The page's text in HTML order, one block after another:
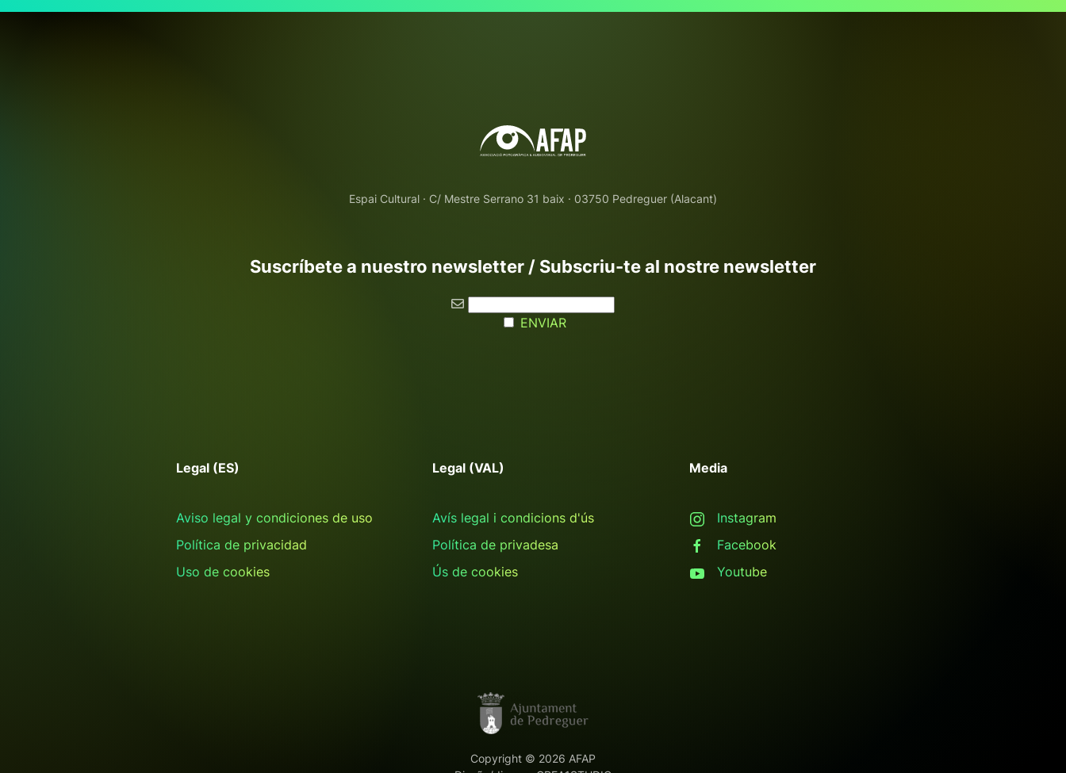
Espai Cultural · C/ Mestre Serrano 31 baix · 03750 Pedreguer (Alacant)
Suscríbete a nuestro newsletter / Subscriu-te al nostre newsletter
ENVIAR
Legal (ES)
Aviso legal y condiciones de uso
Política de privacidad
Uso de cookies
Legal (VAL)
Avís legal i condicions d'ús
Política de privadesa
Ús de cookies
Media
Instagram
Facebook
Youtube
Copyright © 2026 AFAP